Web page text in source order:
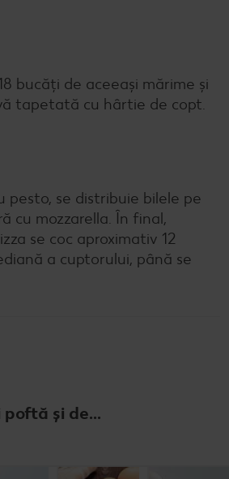
bucăți de aceeași mărime și
tapetată cu hârtie de copt.
pesto, se distribuie bilele pe
cu mozzarella. În final,
se coc aproximativ 12
a cuptorului, până se
poftă și de...